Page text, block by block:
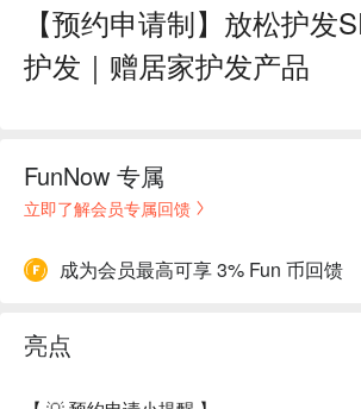
【预约申请制】放松护发
护发｜赠居家护发产品
FunNow 专属
立即了解会员专属回馈
成为会员最高可享 3% Fun 币回馈
亮点